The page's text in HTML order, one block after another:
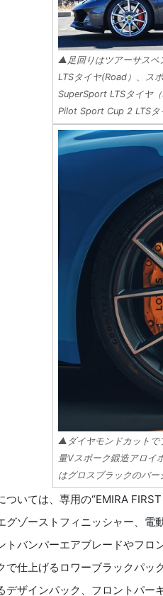
▲足回りはツアーサスペ
LTSタイヤ(Road）、ス
SuperSport LTSタイヤ
Pilot Sport Cup 2 LTSタ
▲ダイヤモンドカットで
量Vスポーク鍛造アロイ
はグロスブラックのバー
いては、専用の“EMIRA
グゾーストフィニッシャー、電
トバンパーエアブレードやフロ
で仕上げるロワーブラックパッ
デザインパック、フロントパー